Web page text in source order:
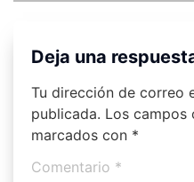
Deja una
Tu dirección de correo
publicada. Los campos
marcados con *
Comentario *